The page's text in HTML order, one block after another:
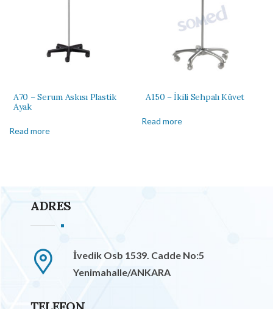
A70 – Serum Askısı Plastik
Ayak
Read more
A150 – İkili Sehpalı Küvet
Read more
ADRES
İvedik Osb 1539. Cadde No:5
Yenimahalle/ANKARA